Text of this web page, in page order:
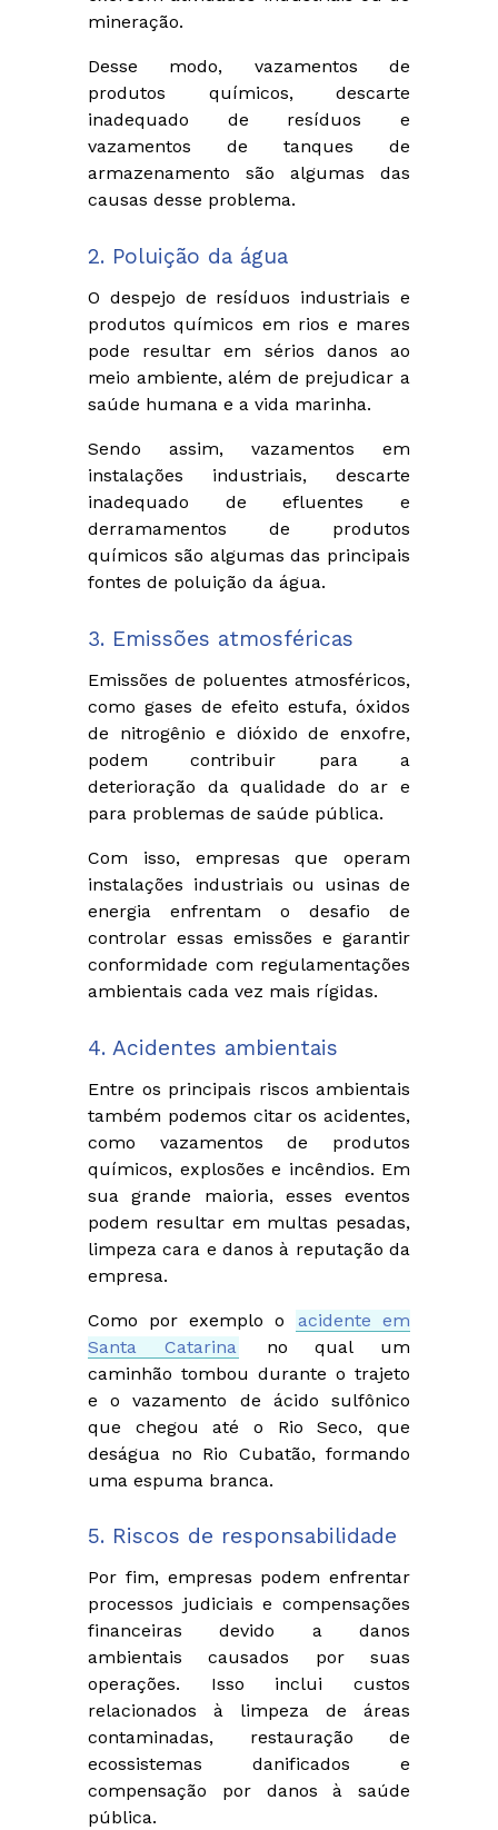
mineração.
Desse modo, vazamentos de
produtos químicos, descarte
inadequado de resíduos e
vazamentos de tanques de
armazenamento são algumas das
causas desse problema.
2. Poluição da água
O despejo de resíduos industriais e
produtos químicos em rios e mares
pode resultar em sérios danos ao
meio ambiente, além de prejudicar a
saúde humana e a vida marinha.
Sendo assim, vazamentos em
instalações industriais, descarte
inadequado de efluentes e
derramamentos de produtos
químicos são algumas das principais
fontes de poluição da água.
3. Emissões atmosféricas
Emissões de poluentes atmosféricos,
como gases de efeito estufa, óxidos
de nitrogênio e dióxido de enxofre,
podem contribuir para a
deterioração da qualidade do ar e
para problemas de saúde pública.
Com isso, empresas que operam
instalações industriais ou usinas de
energia enfrentam o desafio de
controlar essas emissões e garantir
conformidade com regulamentações
ambientais cada vez mais rígidas.
4. Acidentes ambientais
Entre os principais riscos ambientais
também podemos citar os acidentes,
como vazamentos de produtos
químicos, explosões e incêndios. Em
sua grande maioria, esses eventos
podem resultar em multas pesadas,
limpeza cara e danos à reputação da
empresa.
Como por exemplo o
acidente em
Santa Catarina
no qual um
caminhão tombou durante o trajeto
e o vazamento de ácido sulfônico
que chegou até o Rio Seco, que
deságua no Rio Cubatão, formando
uma espuma branca.
5. Riscos de responsabilidade
Por fim, empresas podem enfrentar
processos judiciais e compensações
financeiras devido a danos
ambientais causados por suas
operações. Isso inclui custos
relacionados à limpeza de áreas
contaminadas, restauração de
ecossistemas danificados e
compensação por danos à saúde
pública.